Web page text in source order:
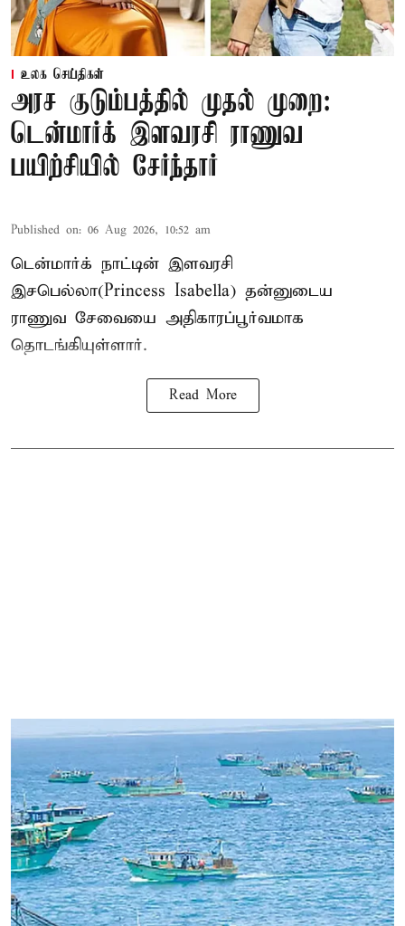
உலக செய்திகள்
அரச குடும்பத்தில் முதல் முறை:
டென்மார்க் இளவரசி ராணுவ
பயிற்சியில் சேர்ந்தார்
Published on: 06 Aug 2026, 10:52 am
டென்மார்க் நாட்டின் இளவரசி
இசபெல்லா(Princess Isabella) தன்னுடைய
ராணுவ சேவையை அதிகாரப்பூர்வமாக
தொடங்கியுள்ளார்.
Read More